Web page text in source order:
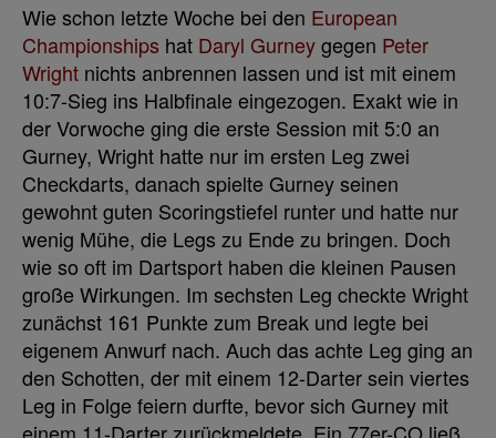
Wie schon letzte Woche bei den European
Championships hat Daryl Gurneygegen Peter
Wright nichts anbrennen lassen und ist mit einem
10:7-Sieg ins Halbfinale eingezogen. Exakt wie in
der Vorwoche ging die erste Session mit 5:0 an
Gurney, Wright hatte nur im ersten Leg zwei
Checkdarts, danach spielte Gurney seinen
gewohnt guten Scoringstiefel runter und hatte nur
wenig Mühe, die Legs zu Ende zu bringen. Doch
wie so oft im Dartsport haben die kleinen Pausen
große Wirkungen. Im sechsten Leg checkte Wright
zunächst 161 Punkte zum Break und legte bei
eigenem Anwurf nach. Auch das achte Leg ging an
den Schotten, der mit einem 12-Darter sein viertes
Leg in Folge feiern durfte, bevor sich Gurney mit
einem 11-Darter zurückmeldete. Ein 77er-CO ließ